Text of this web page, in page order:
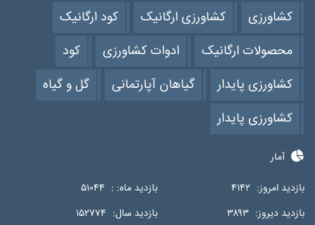
کشاورزی کشاورزی ارگانیک
کود ارگانیک
محصولات ارگانیک
ادوات کشاورزی
کود
کشاورزی پایدار
گیاهان آپارتمانی
گل و گیاه
کشاورزی پایدار
آمار
بازدید امروز: ۴۱۴۲ بازدید ماه: : ۵۱۰۴۴
بازدید دیروز: ۳۸۹۳ بازدید سال: ۱۵۲۷۷۴